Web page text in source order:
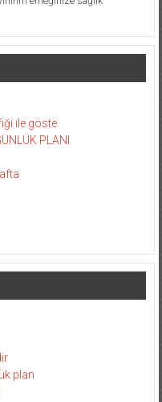
ile göste
PLANI
plan